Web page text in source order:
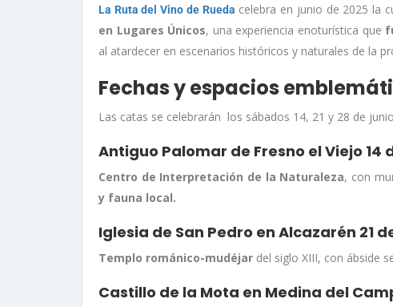
La Ruta del Vino de Rueda celebra en junio de 2025 la
en Lugares Únicos, una experiencia enoturística que
al atardecer en escenarios históricos y naturales de la
Fechas y espacios
Las catas se celebrarán los sábados 14, 21 y 28 de
Antiguo Palomar de Fresno el Viejo 14
Centro de Interpretación de la Naturaleza, con
y fauna local.
Iglesia de San Pedro en Alcazarén 21
Templo románico-mudéjar del siglo XIII, con ábside
Castillo de la Mota en Medina del